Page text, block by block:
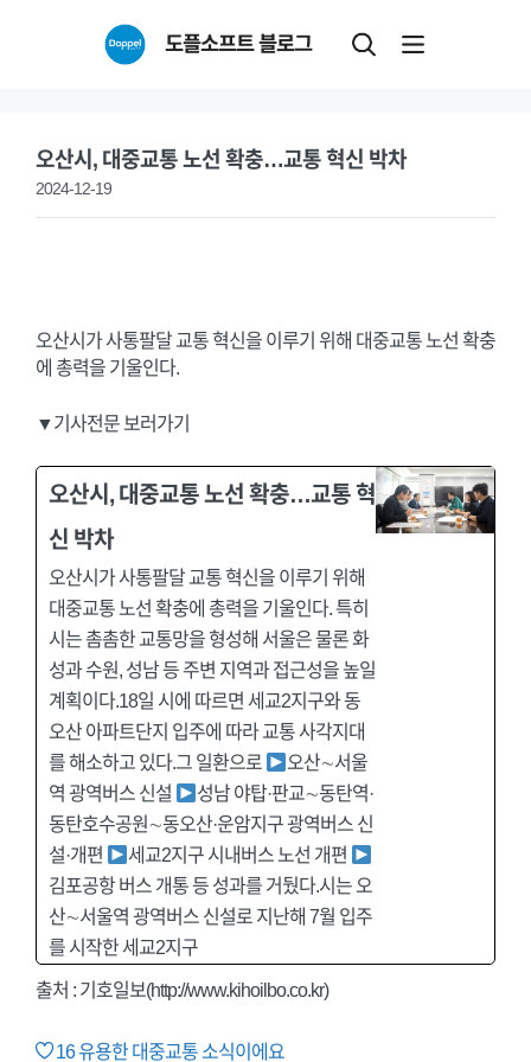
도플소프트 블로그
오산시, 대중교통 노선 확충…교통 혁신 박차
2024-12-19
오산시가 사통팔달 교통 혁신을 이루기 위해 대중교통 노선 확충
에 총력을 기울인다.
▼기사전문 보러가기
오산시, 대중교통 노선 확충…교통 혁
신 박차
오산시가 사통팔달 교통 혁신을 이루기 위해
대중교통 노선 확충에 총력을 기울인다. 특히
시는 촘촘한 교통망을 형성해 서울은 물론 화
성과 수원, 성남 등 주변 지역과 접근성을 높일
계획이다.18일 시에 따르면 세교2지구와 동
오산 아파트단지 입주에 따라 교통 사각지대
를 해소하고 있다.그 일환으로
오산∼서울
역 광역버스 신설
성남 야탑·판교∼동탄역·
동탄호수공원∼동오산·운암지구 광역버스 신
설·개편
세교2지구 시내버스 노선 개편
김포공항 버스 개통 등 성과를 거뒀다.시는 오
산∼서울역 광역버스 신설로 지난해 7월 입주
를 시작한 세교2지구
출처 : 기호일보(http://www.kihoilbo.co.kr)
16유용한 대중교통 소식이에요